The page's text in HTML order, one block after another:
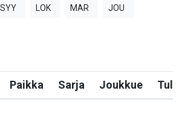
SYY LOK MAR JOU
Paikka Sarja Joukkue